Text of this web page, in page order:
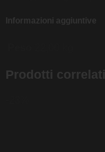
Informazioni aggiuntive
Prodotti correlati